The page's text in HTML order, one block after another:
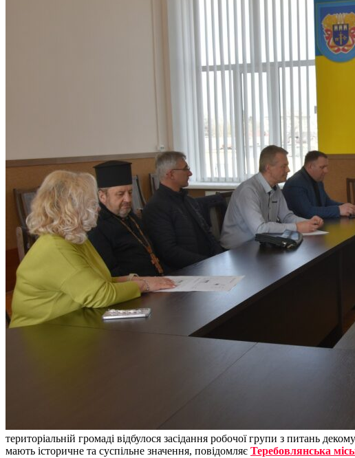
територіальній громаді відбулося засідання робочої групи з питань
мають історичне та суспільне значення, повідомляє Теребовлянська